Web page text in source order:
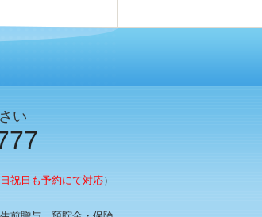
い
祝日も予約にて対応）